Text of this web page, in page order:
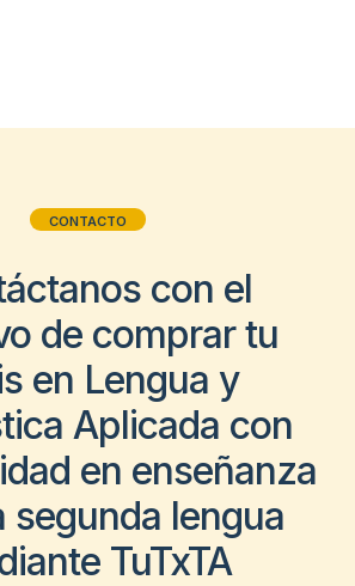
CONTACTO
con el
de comprar tu
en Lengua y
Aplicada con
en enseñanza
segunda lengua
TuTxTA